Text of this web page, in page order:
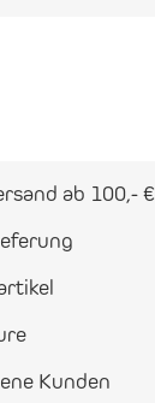
ab 100,- €
Kunden